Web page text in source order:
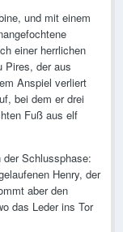
und mit einem
einer herrlichen
Pires, der aus
Anspiel verliert
bei dem er drei
Fuß aus elf
Schlussphase:
Henry, der
aber den
das Leder ins Tor